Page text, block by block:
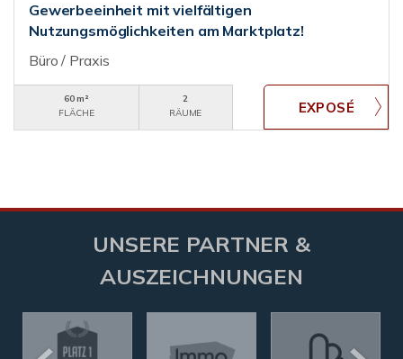
Gewerbeeinheit mit vielfältigen
Nutzungsmöglichkeiten am Marktplatz!
Büro / Praxis
60 m²
FLÄCHE
2
RÄUME
UNSERE PARTNER &
AUSZEICHNUNGEN